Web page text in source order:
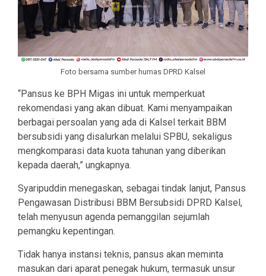
Foto bersama sumber humas DPRD Kalsel
“Pansus ke BPH Migas ini untuk memperkuat
rekomendasi yang akan dibuat. Kami menyampaikan
berbagai persoalan yang ada di Kalsel terkait BBM
bersubsidi yang disalurkan melalui SPBU, sekaligus
mengkomparasi data kuota tahunan yang diberikan
kepada daerah,” ungkapnya.
Syaripuddin menegaskan, sebagai tindak lanjut, Pansus
Pengawasan Distribusi BBM Bersubsidi DPRD Kalsel,
telah menyusun agenda pemanggilan sejumlah
pemangku kepentingan.
Tidak hanya instansi teknis, pansus akan meminta
masukan dari aparat penegak hukum, termasuk unsur